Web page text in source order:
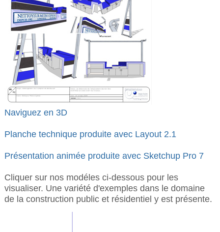
Naviguez en 3D
Planche technique produite avec Layout 2.1
Présentation animée produite avec Sketchup Pro 7
Cliquer sur nos modéles ci-dessous pour les
visualiser. Une variété d'exemples dans le domaine
de la construction public et résidentiel y est présente.